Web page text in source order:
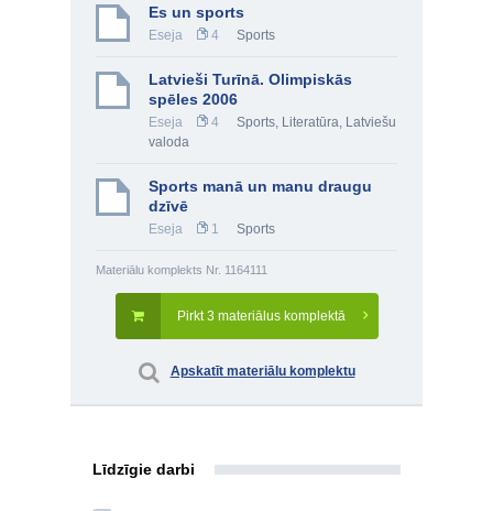
Es un sports
Eseja 4 Sports
Latvieši Turīnā. Olimpiskās
spēles 2006
Eseja 4 Sports, Literatūra, Latviešu
valoda
Sports manā un manu draugu
dzīvē
Eseja 1 Sports
Materiālu komplekts Nr. 1164111
Pirkt 3 materiālus komplektā
Apskatīt materiālu komplektu
Līdzīgie darbi